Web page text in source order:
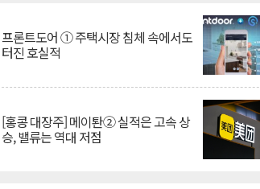
프론트도어 ① 주택시장 침체 속에서도
터진 호실적
[홍콩 대장주] 메이퇀② 실적은 고속 상
승, 밸류는 역대 저점